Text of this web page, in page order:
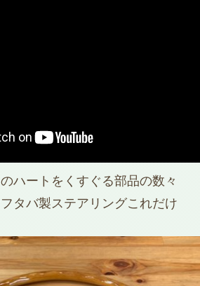
ハートをくすぐる部品の数々
タバ製ステアリングこれだけ